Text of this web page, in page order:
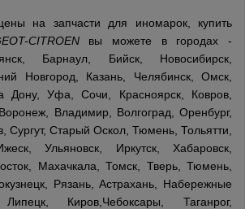
на запчасти для иномарок, купить
CITROENвы можете в городах -
Барнаул, Бийск, Новосибирск,
Новгород, Казань, Челябинск, Омск,
Дону, Уфа, Сочи, Красноярск, Ковров,
Владимир, Волгоград, Оренбург,
Сургут, Старый Оскол, Тюмень, Тольятти,
Ульяновск, Иркутск, Хабаровск,
Махачкала, Томск, Тверь, Тюмень,
Рязань, Астрахань, Набережные
Киров,Чебоксары, Таганрог,